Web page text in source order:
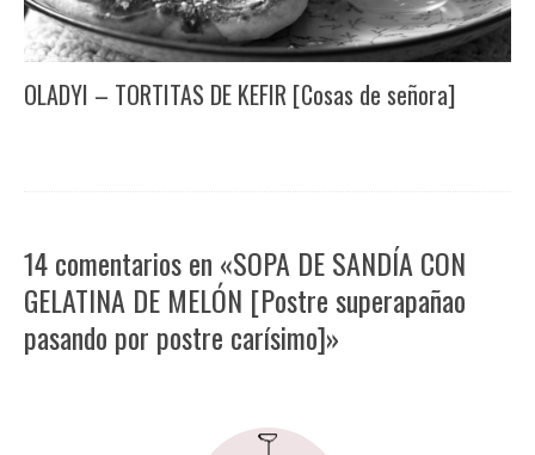
OLADYI – TORTITAS DE KEFIR [Cosas de señora]
14 comentarios en «SOPA DE SANDÍA CON
GELATINA DE MELÓN [Postre superapañao
pasando por postre carísimo]»